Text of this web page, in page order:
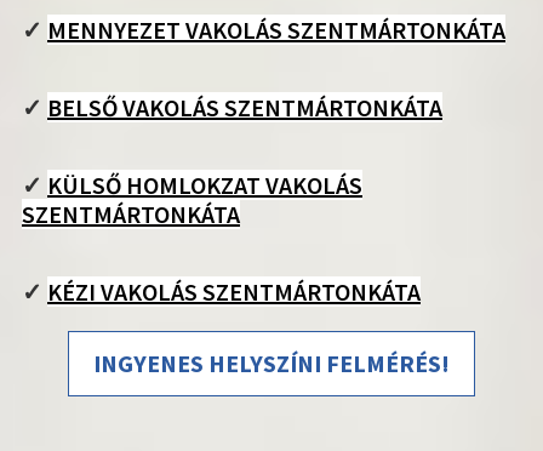
✓ MENNYEZET VAKOLÁS SZENTMÁRTONKÁTA
✓ BELSŐ VAKOLÁS SZENTMÁRTONKÁTA
✓ KÜLSŐ HOMLOKZAT VAKOLÁS
SZENTMÁRTONKÁTA
✓ KÉZI VAKOLÁS SZENTMÁRTONKÁTA
INGYENES HELYSZÍNI FELMÉRÉS!